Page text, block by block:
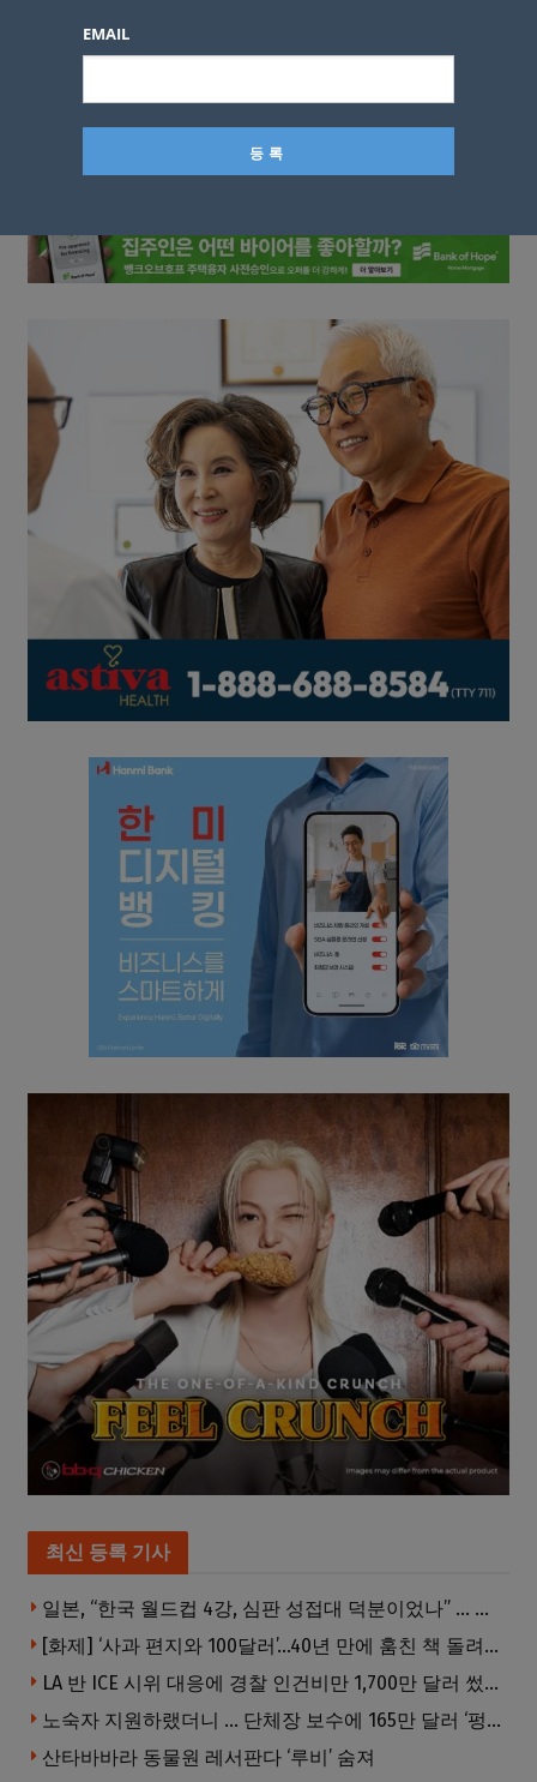
최신 등록 기사
일본, “한국 월드컵 4강, 심판 성접대 덕분이었나” … 의혹눈덩이
[화제] ‘사과 편지와 100달러’…40년 만에 훔친 책 돌려준 절도범
LA 반 ICE 시위 대응에 경찰 인건비만 1,700만 달러 썼다.
노숙자 지원하랬더니 … 단체장 보수에 165만 달러 ‘펑펑’
산타바바라 동물원 레서판다 ‘루비’ 숨져
EMAIL